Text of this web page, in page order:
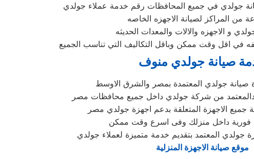
جولدي في جميع المحافظات رقم خدمة عملاء جولدي
من المراكز لصيانة الاجهزه الخاصه
و الاجهزه والالات والمعدات الحديثه
في اقل وقت ممكن وباقل التكاليف التي تناسب الجميع
صيانة جولدي منوف
صيانة جولدي المعتمدة بمصر والشرق الاوسط
من شركة جولدي داخل جميع محافظات مصر
جميع الاجهزة المتعلقة بدعم اجهزة جولدي مصر
فورية داخل منزلك وفى اسرع وقت ممكن
جولدي المعتمد بتقديم خدمة متميزة لعملاء جولدي
موقع صيانة الاجهزة المنزلية